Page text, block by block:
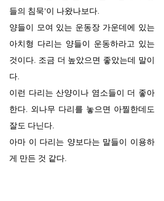
들의 침묵'이 나왔나보다.
양들이 모여 있는 운동장 가운데에 있는
아치형 다리는 양들이 운동하라고 있는
것이다. 조금 더 높았으면 좋았는데 말이
다.
이런 다리는 산양이나 염소들이 더 좋아
한다. 외나무 다리를 놓으면 아찔한데도
잘도 다닌다.
아마 이 다리는 양보다는 말들이 이용하
게 만든 것 같다.